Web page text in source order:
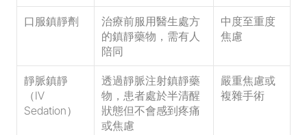
口服鎮靜劑
治療前服用醫生處方
的鎮靜藥物，需有人
陪同
中度至重度
焦慮
靜脈鎮靜
（IV
Sedation）
透過靜脈注射鎮靜藥
物，患者處於半清醒
狀態但不會感到疼痛
或焦慮
嚴重焦慮或
複雜手術